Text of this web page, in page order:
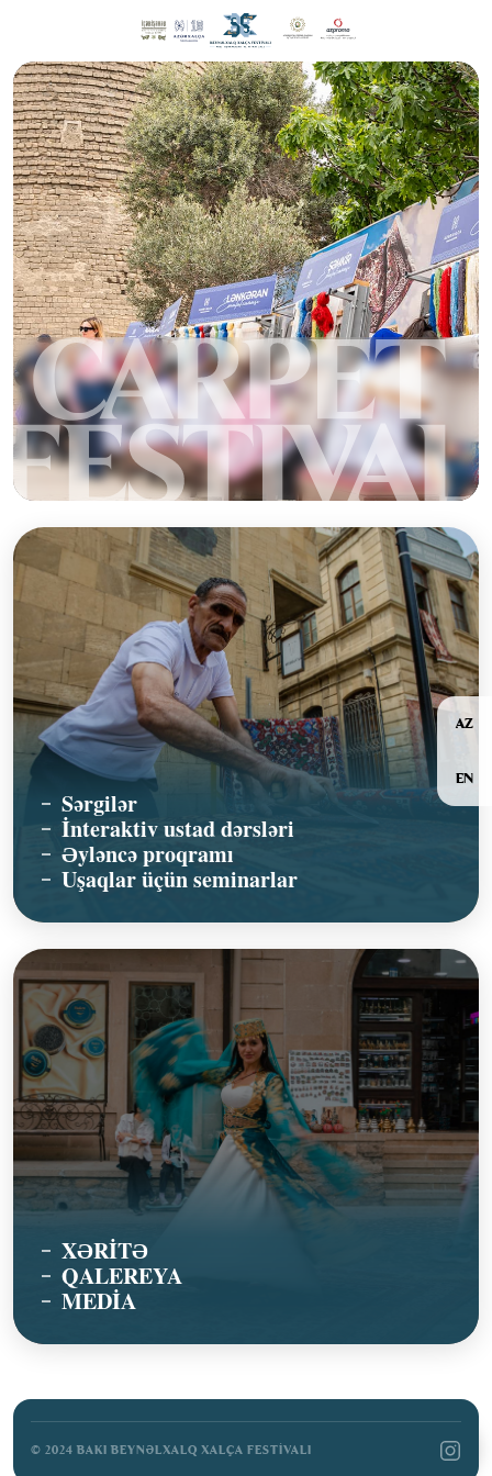
AZ
EN
BAŞLANĞIC
ANA SƏHİFƏ
QALEREYA
Sərgilər
İnteraktiv ustad dərsləri
Əyləncə proqramı
Uşaqlar üçün seminarlar
XƏRİTƏ
QALEREYA
MEDİA
© 2024 BAKI BEYNƏLXALQ XALÇA FESTIVALI